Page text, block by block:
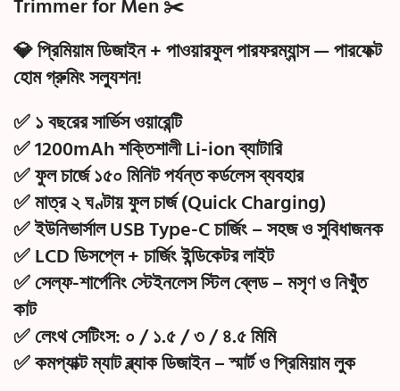
Trimmer for Men✂️
💎 প্রিমিয়াম ডিজাইন + পাওয়ারফুল পারফরম্যান্স — পারফেক্ট
হোম গ্রুমিং সল্যুশন!
✅১ বছরের সার্ভিস ওয়ারেন্টি
✅1200mAh শক্তিশালী Li-ion ব্যাটারি
✅ফুল চার্জে ১৫০ মিনিট পর্যন্ত কর্ডলেস ব্যবহার
✅মাত্র ২ ঘণ্টায় ফুল চার্জ (Quick Charging)
✅ইউনিভার্সাল USB Type-C চার্জিং– সহজ ও সুবিধাজনক
✅LCD ডিসপ্লে + চার্জিং ইন্ডিকেটর লাইট
✅সেল্ফ-শার্পেনিং স্টেইনলেস স্টিল ব্লেড– মসৃণ ও নিখুঁত
কাট
✅লেংথ সেটিংস: ০ / ১.৫ / ৩ / ৪.৫ মিমি
✅কমপ্যাক্ট ম্যাট ব্ল্যাক ডিজাইন– স্মার্ট ও প্রিমিয়াম লুক